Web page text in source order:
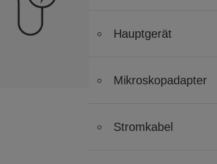
Hauptgerät
Mikroskopadapter
Stromkabel